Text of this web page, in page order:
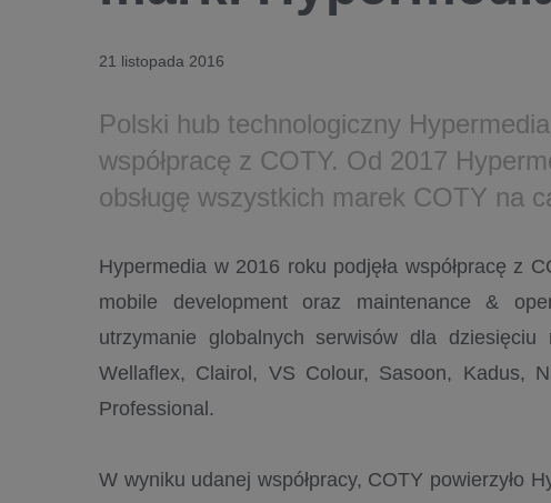
21 listopada 2016
Polski hub technologiczny
współpracę z COTY. Od 2017
obsługę wszystkich marek COTY na
Hypermedia w 2016 roku podjęła współpracę z
mobile development oraz maintenance &
utrzymanie globalnych serwisów dla
Wellaflex, Clairol, VS Colour, Sasoon, Kadus,
Professional.
W wyniku udanej współpracy, COTY powierzyło